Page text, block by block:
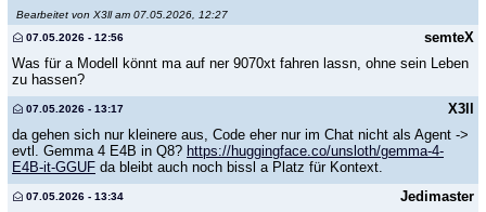
Bearbeitet von X3ll am 07.05.2026, 12:27
semteX
07.05.2026 - 12:56
Was für a Modell könnt ma auf ner 9070xt fahren lassn, ohne sein Leben
zu hassen?
X3ll
07.05.2026 - 13:17
da gehen sich nur kleinere aus, Code eher nur im Chat nicht als Agent ->
evtl. Gemma 4 E4B in Q8? https://huggingface.co/unsloth/gemma-4-
E4B-it-GGUF da bleibt auch noch bissl a Platz für Kontext.
Jedimaster
07.05.2026 - 13:34